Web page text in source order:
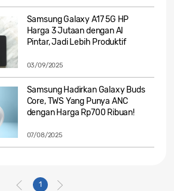
Samsung Galaxy A17 5G HP
Harga 3 Jutaan dengan AI
Pintar, Jadi Lebih Produktif
03/09/2025
Samsung Hadirkan Galaxy Buds
Core, TWS Yang Punya ANC
dengan Harga Rp700 Ribuan!
07/08/2025
1